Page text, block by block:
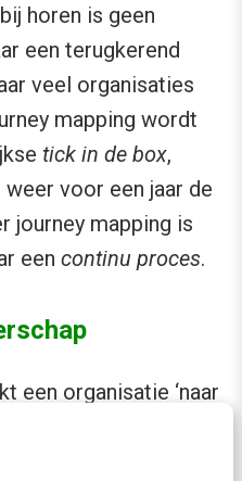
horen is geen
een terugkerend
veel organisaties
mapping wordt
tick in de box,
voor een jaar de
journey mapping is
een continu proces.
een organisatie ‘naar
‘naar binnen’
beste interne